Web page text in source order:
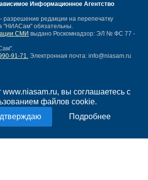
www.niasam.ru, вы соглашаетесь с
файлов cookie.
Подробнее
Информационное Агентство
редакции на перепечатку
"НИАСам" обязательны.
СМИ выдано Роскомнадзор: ЭЛ № ФС 77 -
91-71. Электронная почта: info@niasam.ru